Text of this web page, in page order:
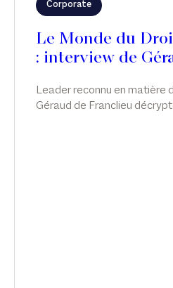
Corporate
Leader reconnu en matière
Géraud de Franclieu
Le Monde du
: interview de